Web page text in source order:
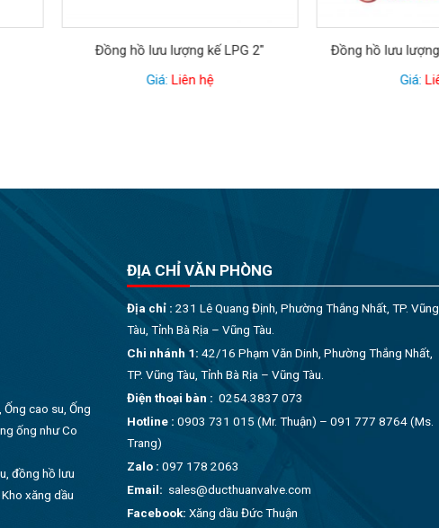
hồ lưu lượng kế LPG 2″
Đồng hồ lưu lượng kế 4″, thân INOX
cao su, Ống
ống như Co
đồng hồ lưu
xăng dầu
ĐỊA CHỈ VĂN PHÒNG
Địa chỉ : 231 Lê Quang Định, Phường Thắng Nhất, TP. Vũng
Tàu, Tỉnh Bà Rịa – Vũng Tàu.
Chi nhánh 1: 42/16 Phạm Văn Dinh, Phường Thắng Nhất,
TP. Vũng Tàu, Tỉnh Bà Rịa – Vũng Tàu.
Điện thoại bàn : 0254.3837 073
Hotline : 0903 731 015 (Mr. Thuận) – 091 777 8764 (Ms.
Trang)
Zalo : 097 178 2063
Email: sales@ducthuanvalve.com
Facebook: Xăng dầu Đức Thuận